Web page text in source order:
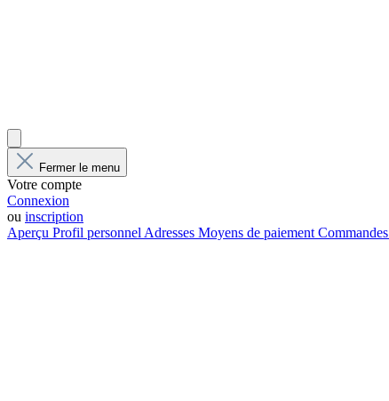
Fermer le menu
Votre compte
Connexion
ou inscription
Aperçu Profil personnelAdresses Moyens de paiementCommandes